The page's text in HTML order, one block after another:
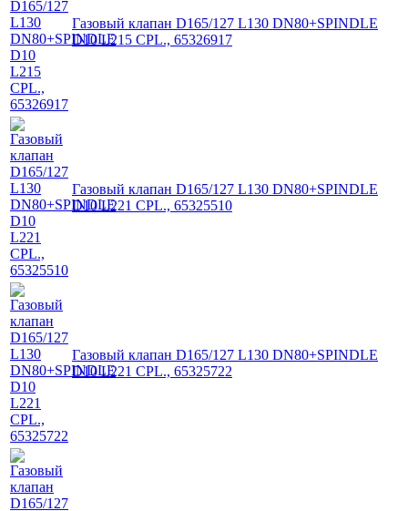
Газовый клапан D165/127 L130 DN80+SPINDLE
D10 L215 CPL., 65326917
Газовый клапан D165/127 L130 DN80+SPINDLE
D10 L221 CPL., 65325510
Газовый клапан D165/127 L130 DN80+SPINDLE
D10 L221 CPL., 65325722